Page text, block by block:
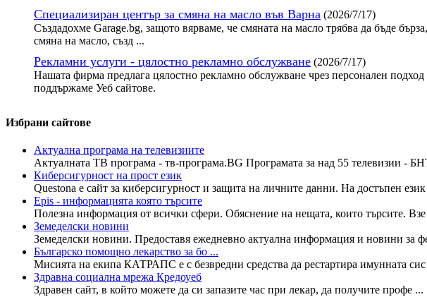
Специализиран център за смяна на масло във Варна (2026/7/17)
Създадохме Garage.bg, защото вярваме, че смяната на масло трябва да бъде
смяна на масло, създ ...
Рекламни услуги - цялостно рекламно обслужване (2026/7/17)
Нашата фирма предлага цялостно рекламно обслужване чрез персонален
поддържаме Уеб сайтове.
Избрани сайтове
Актуална програма на телевизиите
Актуалната ТВ програма - тв-програма.BG Програмата за над 55 телевизии -
Киберсигурност на прост език
Questona е сайт за киберсигурност и защита на личните данни. На достъпен език
Epis - информацията която търсите
Полезна информация от всички сфери. Обяснение на нещата, които търсите. Взе
Земеделски новини
Земеделски новини. Предоставя ежедневно актуална информация и новини за
Българско помощно лекарство за бо ...
Мисията на екипа КАТРАПС е с безвредни средства да рестартира имунната сис
Здравна социална мрежа Кредоуеб
Здравен сайт, в който можете да си запазите час при лекар, да получите профе ...